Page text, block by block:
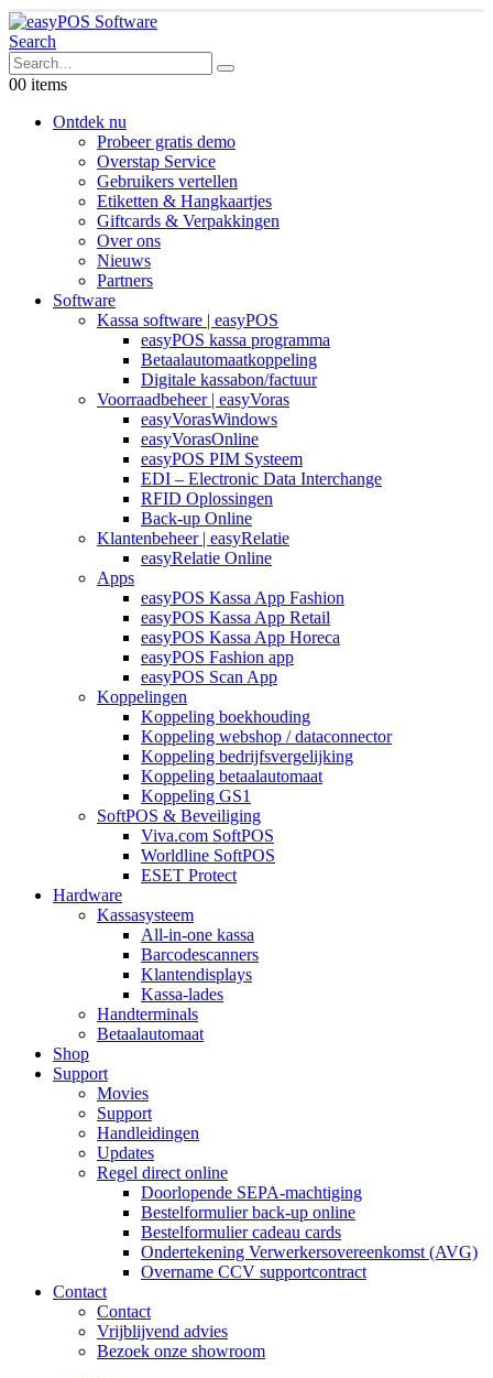
Search
00 items
Ontdek nu
Probeer gratis demo
Overstap Service
Gebruikers vertellen
Etiketten & Hangkaartjes
Giftcards & Verpakkingen
Over ons
Nieuws
Partners
Software
Kassa software | easyPOS
easyPOS kassa programma
Betaalautomaatkoppeling
Digitale kassabon/factuur
Voorraadbeheer | easyVoras
easyVorasWindows
easyVorasOnline
easyPOS PIM Systeem
EDI – Electronic Data Interchange
RFID Oplossingen
Back-up Online
Klantenbeheer | easyRelatie
easyRelatie Online
Apps
easyPOS Kassa App Fashion
easyPOS Kassa App Retail
easyPOS Kassa App Horeca
easyPOS Fashion app
easyPOS Scan App
Koppelingen
Koppeling boekhouding
Koppeling webshop / dataconnector
Koppeling bedrijfsvergelijking
Koppeling betaalautomaat
Koppeling GS1
SoftPOS & Beveiliging
Viva.com SoftPOS
Worldline SoftPOS
ESET Protect
Hardware
Kassasysteem
All-in-one kassa
Barcodescanners
Klantendisplays
Kassa-lades
Handterminals
Betaalautomaat
Shop
Support
Movies
Support
Handleidingen
Updates
Regel direct online
Doorlopende SEPA-machtiging
Bestelformulier back-up online
Bestelformulier cadeau cards
Ondertekening Verwerkersovereenkomst (AVG)
Overname CCV supportcontract
Contact
Contact
Vrijblijvend advies
Bezoek onze showroom